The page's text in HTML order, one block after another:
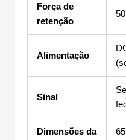
Força de
retenção
Alimentação
Sinal
Dimensões da